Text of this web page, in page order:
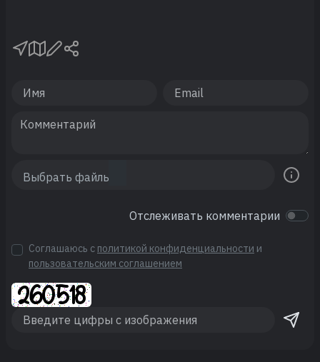
Отслеживать комментарии
Соглашаюсь с политикой конфиденциальности и
пользовательским соглашением